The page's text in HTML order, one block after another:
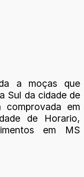
a moças que
Sul da cidade de
em
de Horario,
em MS